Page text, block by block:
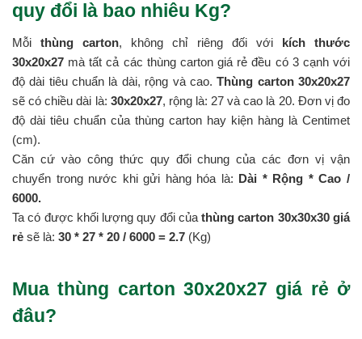
quy đổi là bao nhiêu Kg?
Mỗithùng carton, không chỉ riêng đối với kích thước
30x20x27 mà tất cả các thùng carton giá rẻ đều có 3 cạnh với
độ dài tiêu chuẩn là dài, rộng và cao.Thùng carton 30x20x27
sẽ có chiều dài là: 30x20x27, rộng là: 27 và cao là 20. Đơn vị đo
độ dài tiêu chuẩn của thùng carton hay kiện hàng là Centimet
(cm).
Căn cứ vào công thức quy đổi chung của các đơn vị vận
chuyển trong nước khi gửi hàng hóa là: Dài * Rộng * Cao /
6000.
Ta có được khối lượng quy đổi củathùng carton 30x30x30 giá
rẻ sẽ là: 30 * 27 * 20 / 6000 = 2.7 (Kg)
Mua thùng carton 30x20x27 giá rẻ ở
đâu?